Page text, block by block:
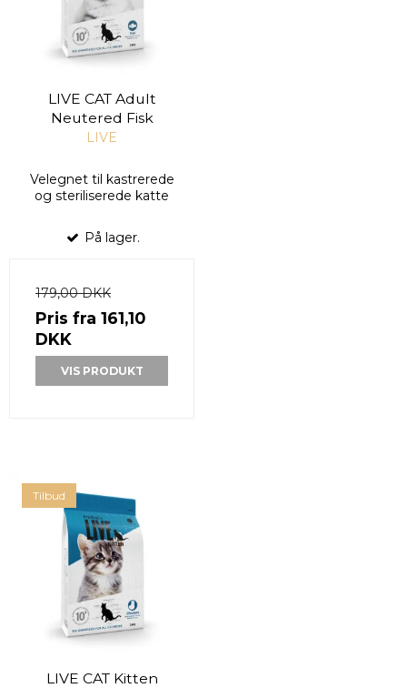
LIVE CAT Adult
Neutered Fisk
LIVE
Velegnet til kastrerede
og steriliserede katte
På lager.
179,00 DKK
Pris fra 161,10
DKK
VIS PRODUKT
Tilbud
LIVE CAT Kitten